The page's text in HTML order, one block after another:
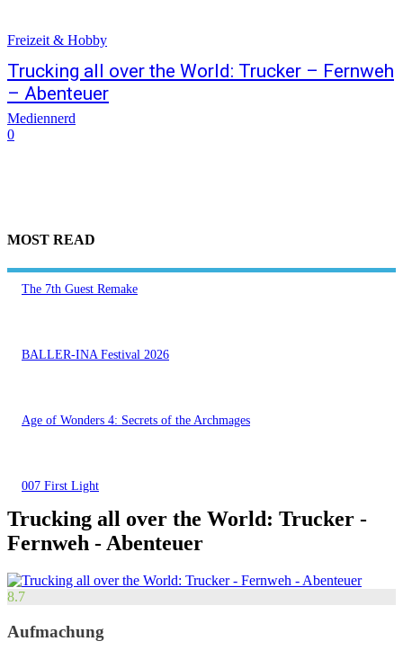
Freizeit & Hobby
Trucking all over the World: Trucker – Fernweh
– Abenteuer
Mediennerd
0
MOST READ
The 7th Guest Remake
BALLER-INA Festival 2026
Age of Wonders 4: Secrets of the Archmages
007 First Light
Trucking all over the World: Trucker -
Fernweh - Abenteuer
8.7
Aufmachung